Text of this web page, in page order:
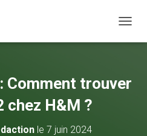
Comment trouver
chez H&M ?
le 7 juin 2024